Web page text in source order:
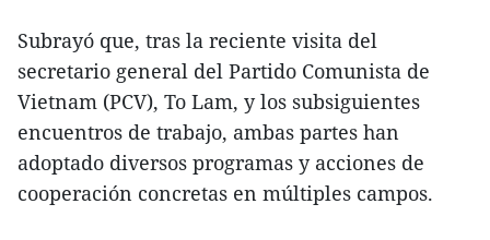
Subrayó que, tras la reciente visita del
secretario general del Partido Comunista de
Vietnam (PCV), To Lam, y los subsiguientes
encuentros de trabajo, ambas partes han
adoptado diversos programas y acciones de
cooperación concretas en múltiples campos.